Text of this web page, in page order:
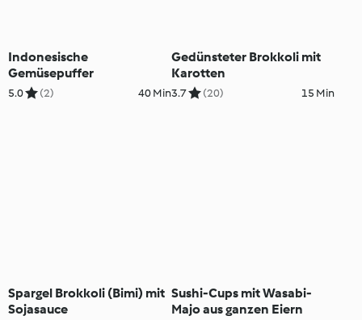
Indonesische
Gemüsepuffer
5.0 (2) 40 Min
Gedünsteter Brokkoli mit
Karotten
3.7 (20) 15 Min
Spargel Brokkoli (Bimi) mit
Sojasauce
Sushi-Cups mit Wasabi-
Majo aus ganzen Eiern